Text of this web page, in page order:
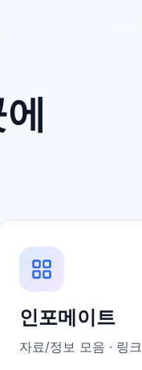
인포메이트
자료/정보 모음 · 링크